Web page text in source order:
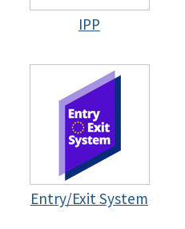
IPP
Entry/Exit System